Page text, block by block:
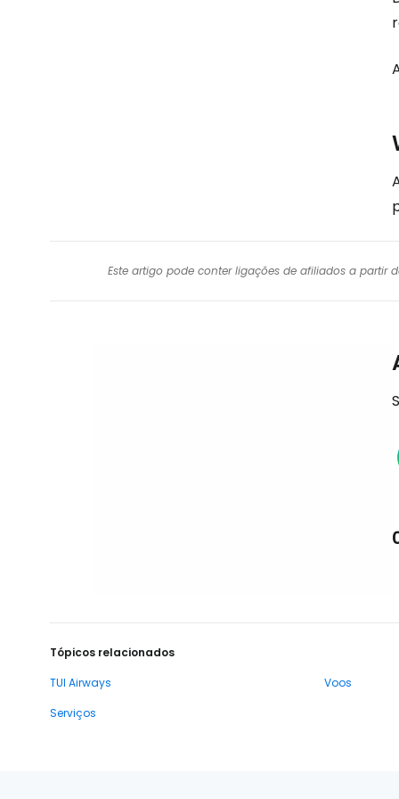
Este artigo pode conter ligações de afiliados a partir
Tópicos relacionados
TUI Airways
Voos
Serviços